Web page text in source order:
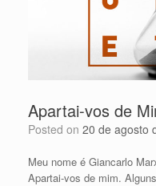
Apartai-vos de
Posted on 20 de agosto
Meu nome é Giancarlo
Apartai-vos de mim.